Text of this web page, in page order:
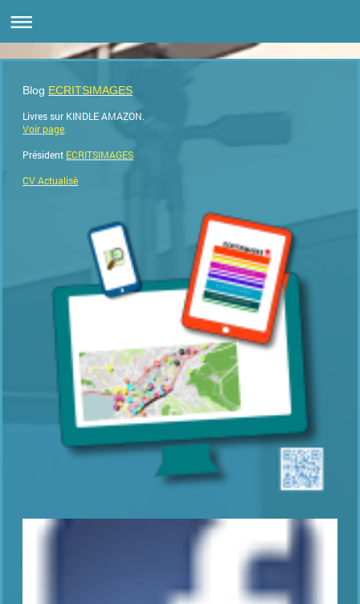
Blog ECRITSIMAGES
Livres sur KINDLE AMAZON.
Voir page.
Président ECRITSIMAGES
CV Actualisè